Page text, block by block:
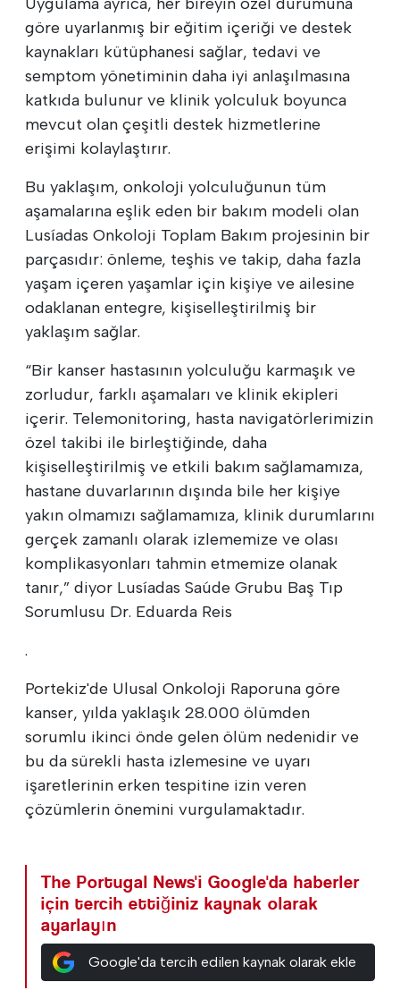
göre uyarlanmış bir eğitim içeriği ve destek
kaynakları kütüphanesi sağlar, tedavi ve
semptom yönetiminin daha iyi anlaşılmasına
katkıda bulunur ve klinik yolculuk boyunca
mevcut olan çeşitli destek hizmetlerine
erişimi kolaylaştırır.
Bu yaklaşım, onkoloji yolculuğunun tüm
aşamalarına eşlik eden bir bakım modeli olan
Lusíadas Onkoloji Toplam Bakım projesinin bir
parçasıdır: önleme, teşhis ve takip, daha fazla
yaşam içeren yaşamlar için kişiye ve ailesine
odaklanan entegre, kişiselleştirilmiş bir
yaklaşım sağlar.
“Bir kanser hastasının yolculuğu karmaşık ve
zorludur, farklı aşamaları ve klinik ekipleri
içerir. Telemonitoring, hasta navigatörlerimizin
özel takibi ile birleştiğinde, daha
kişiselleştirilmiş ve etkili bakım sağlamamıza,
hastane duvarlarının dışında bile her kişiye
yakın olmamızı sağlamamıza, klinik durumlarını
gerçek zamanlı olarak izlememize ve olası
komplikasyonları tahmin etmemize olanak
tanır,” diyor Lusíadas Saúde Grubu Baş Tıp
Sorumlusu Dr. Eduarda Reis
.
Portekiz'de Ulusal Onkoloji Raporuna göre
kanser, yılda yaklaşık 28.000 ölümden
sorumlu ikinci önde gelen ölüm nedenidir ve
bu da sürekli hasta izlemesine ve uyarı
işaretlerinin erken tespitine izin veren
çözümlerin önemini vurgulamaktadır.
The Portugal News'i Google'da haberler
için tercih ettiğiniz kaynak olarak
ayarlayın
Google'da tercih edilen kaynak olarak ekle